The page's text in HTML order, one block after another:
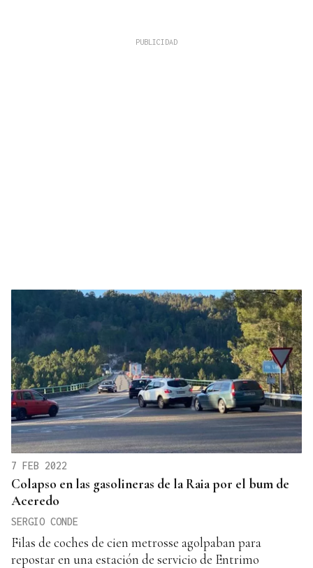
7 FEB 2022
Colapso en las gasolineras de la Raia por el bum de
Aceredo
SERGIO CONDE
Filas de coches de cien metrosse agolpaban para
repostar en una estación de servicio de Entrimo